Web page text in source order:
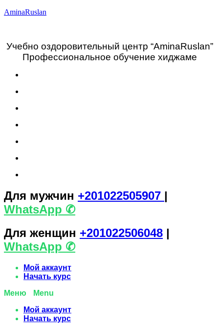
AminaRuslan
Учебно оздоровительный центр “АminaRuslan”
Профессиональное обучение хиджаме
Для мужчин +201022505907 |
WhatsАpp ✆
Для женщин +201022506048 |
WhatsАpp ✆
Мой аккаунт
Начать курс
Menu
Мой аккаунт
Начать курс